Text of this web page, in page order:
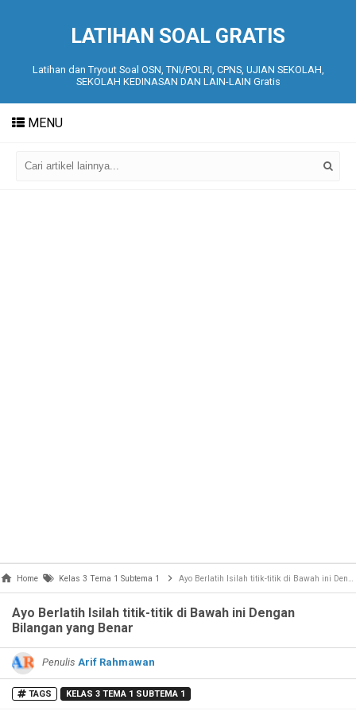
LATIHAN SOAL GRATIS
Latihan dan Tryout Soal OSN, TNI/POLRI, CPNS, UJIAN SEKOLAH,
SEKOLAH KEDINASAN DAN LAIN-LAIN Gratis
MENU
Home Kelas 3 Tema 1 Subtema 1 Ayo Berlatih Isilah titik-titik di Bawah ini Dengan Bilangan yang Benar
Ayo Berlatih Isilah titik-titik di Bawah ini Dengan
Bilangan yang Benar
Penulis Arif Rahmawan
TAGS KELAS 3 TEMA 1 SUBTEMA 1